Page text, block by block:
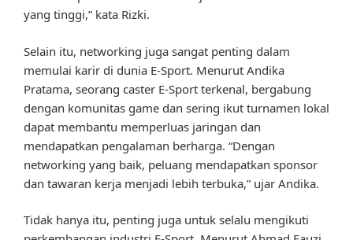
yang tinggi,” kata Rizki.
Selain itu, networking juga sangat penting dalam
memulai karir di dunia E-Sport. Menurut Andika
Pratama, seorang caster E-Sport terkenal, bergabung
dengan komunitas game dan sering ikut turnamen lokal
dapat membantu memperluas jaringan dan
mendapatkan pengalaman berharga. “Dengan
networking yang baik, peluang mendapatkan sponsor
dan tawaran kerja menjadi lebih terbuka,” ujar Andika.
Tidak hanya itu, penting juga untuk selalu mengikuti